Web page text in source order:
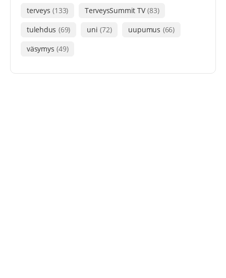
terveys (133) TerveysSummit TV (83)
tulehdus (69) uni (72) uupumus (66)
väsymys (49)